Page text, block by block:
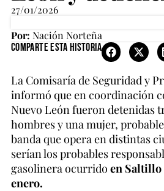
27/01/2026
Por: Nación Norteña
Comparte esta historia
La Comisaría de Seguridad y
informó que en coordinación
Nuevo León fueron detenidas
hombres y una mujer,
banda que opera en distintas
serían los probables
gasolinera ocurrido en Saltillo
enero.